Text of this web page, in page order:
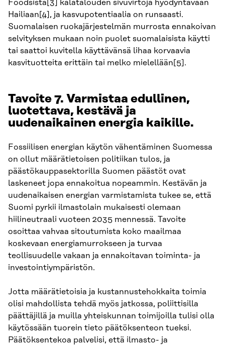
Foodsista [3]
kalatalouden sivuvirtoja hyödyntävään
Hailiaan[4] , ja kasvupotentiaalia on runsaasti.
Suomalaisen ruokajärjestelmän murrosta ennakoivan
selvityksen mukaan noin puolet suomalaisista käytti
tai saattoi kuvitella käyttävänsä lihaa korvaavia
kasvituotteita erittäin tai melko mielellään[5] .
Tavoite 7. Varmistaa edullinen,
luotettava, kestävä ja
uudenaikainen energia kaikille.
Fossiilisen energian käytön vähentäminen Suomessa
on ollut määrätietoisen politiikan tulos, ja
päästökauppasektorilla Suomen päästöt ovat
laskeneet jopa ennakoitua nopeammin. Kestävän ja
uudenaikaisen energian varmistamista tukee se, että
Suomi pyrkii ilmastolain mukaisesti olemaan
hiilineutraali vuoteen 2035 mennessä. Tavoite
osoittaa vahvaa sitoutumista koko maailmaa
koskevaan energiamurrokseen ja turvaa
teollisuudelle vakaan ja ennakoitavan toiminta- ja
investointiympäristön.
Jotta määrätietoisia ja kustannustehokkaita toimia
olisi mahdollista tehdä myös jatkossa, poliittisilla
päättäjillä ja muilla yhteiskunnan toimijoilla tulisi olla
käytössään tuorein tieto päätöksenteon tueksi.
Päätöksentekoa palvelisi, että ilmasto- ja